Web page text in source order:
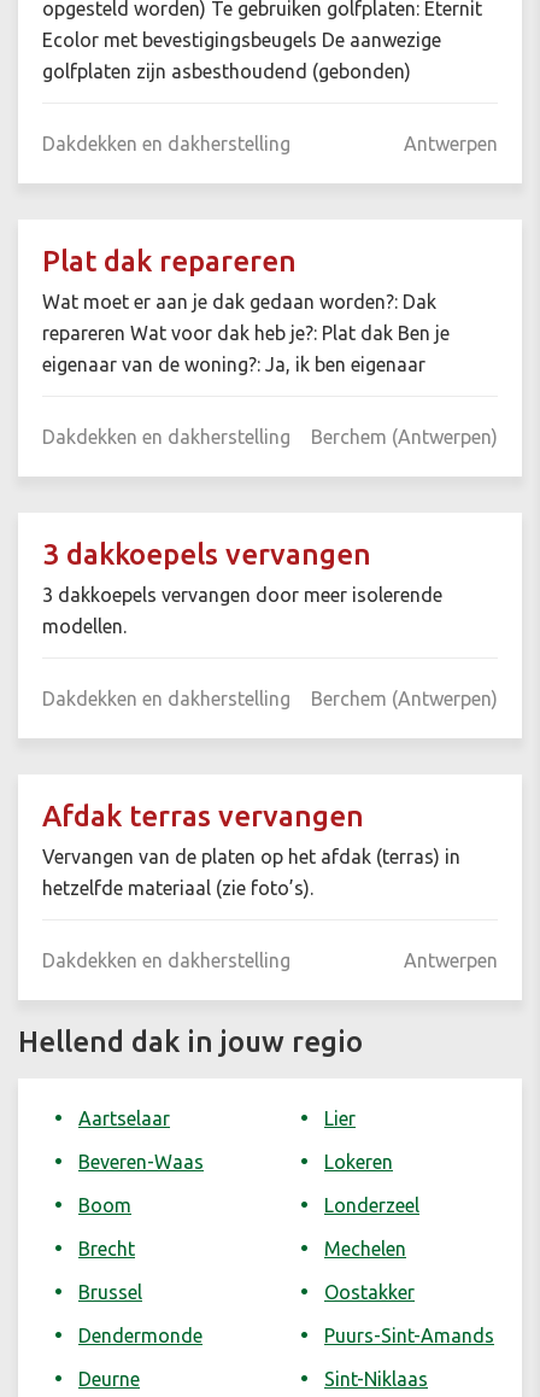
opgesteld worden) Te gebruiken golfplaten: Eternit
Ecolor met bevestigingsbeugels De aanwezige
golfplaten zijn asbesthoudend (gebonden)
Dakdekken en dakherstelling Antwerpen
Plat dak repareren
Wat moet er aan je dak gedaan worden?: Dak
repareren Wat voor dak heb je?: Plat dak Ben je
eigenaar van de woning?: Ja, ik ben eigenaar
Dakdekken en dakherstelling Berchem (Antwerpen)
3 dakkoepels vervangen
3 dakkoepels vervangen door meer isolerende
modellen.
Dakdekken en dakherstelling Berchem (Antwerpen)
Afdak terras vervangen
Vervangen van de platen op het afdak (terras) in
hetzelfde materiaal (zie foto’s).
Dakdekken en dakherstelling Antwerpen
Hellend dak in jouw regio
Aartselaar
Beveren-Waas
Boom
Brecht
Brussel
Dendermonde
Deurne
Lier
Lokeren
Londerzeel
Mechelen
Oostakker
Puurs-Sint-Amands
Sint-Niklaas